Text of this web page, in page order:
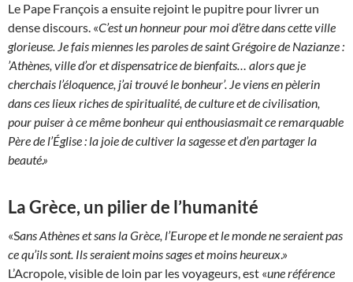
Le Pape François a ensuite rejoint le pupitre pour livrer un
dense discours. «C’est un honneur pour moi d’être dans cette ville
glorieuse. Je fais miennes les paroles de saint Grégoire de Nazianze :
’Athènes, ville d’or et dispensatrice de bienfaits… alors que je
cherchais l’éloquence, j’ai trouvé le bonheur’. Je viens en pèlerin
dans ces lieux riches de spiritualité, de culture et de civilisation,
pour puiser à ce même bonheur qui enthousiasmait ce remarquable
Père de l’Église : la joie de cultiver la sagesse et d’en partager la
beauté.»
La Grèce, un pilier de l’humanité
«Sans Athènes et sans la Grèce, l’Europe et le monde ne seraient pas
ce qu’ils sont. Ils seraient moins sages et moins heureux.»
L’Acropole, visible de loin par les voyageurs, est «une référence